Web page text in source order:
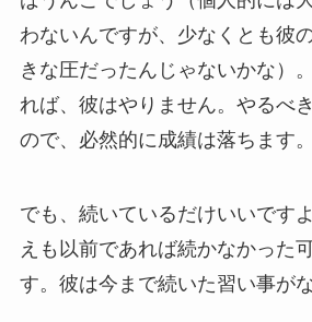
わないんですが、少なくとも彼
きな圧だったんじゃないかな）
れば、彼はやりません。やるべ
ので、必然的に成績は落ちます。
でも、続いているだけいいです
えも以前であれば続かなかった
す。彼は今まで続いた習い事が